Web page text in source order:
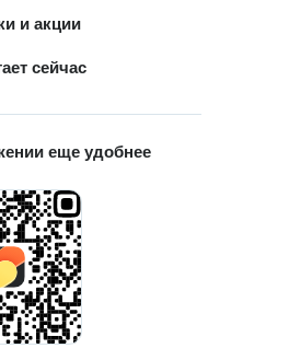
и акции
сейчас
еще удобнее